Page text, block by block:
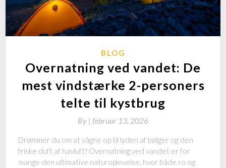
BLOG
Overnatning ved vandet: De
mest vindstærke 2-personers
telte til kystbrug
By | februar 13, 2026
Drømmer du om at vågne op til lyden af bølger og den
friske duft af havluft? Overnatning ved vandet er for
mange den ultimative naturoplevelse, hvor både ro og